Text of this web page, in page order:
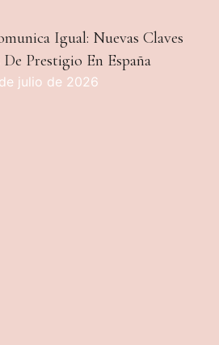
Igual: Nuevas Claves
De Prestigio En España
julio de 2026